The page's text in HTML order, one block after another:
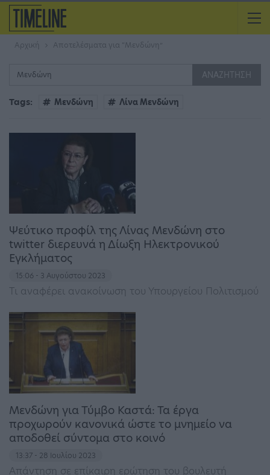
Αρχική Αποτελέσματα για “Μενδώνη”
Tags: Μενδώνη Λίνα Μενδώνη
Ψεύτικο προφίλ της Λίνας Μενδώνη στο
twitter διερευνά η Δίωξη Ηλεκτρονικού
Εγκλήματος
15:06 - 3 Αυγούστου 2023
Τι αναφέρει ανακοίνωση του Υπουργείου Πολιτισμού
Μενδώνη για Τύμβο Καστά: Τα έργα
προχωρούν κανονικά ώστε το μνημείο να
αποδοθεί σύντομα στο κοινό
13:37 - 28 Ιουλίου 2023
Απάντηση σε επίκαιρη ερώτηση του βουλευτή